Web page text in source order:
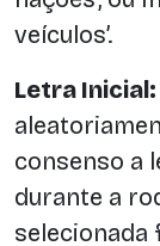
veículos’.
Letra Inicial:
consenso a
durante a
selecionada